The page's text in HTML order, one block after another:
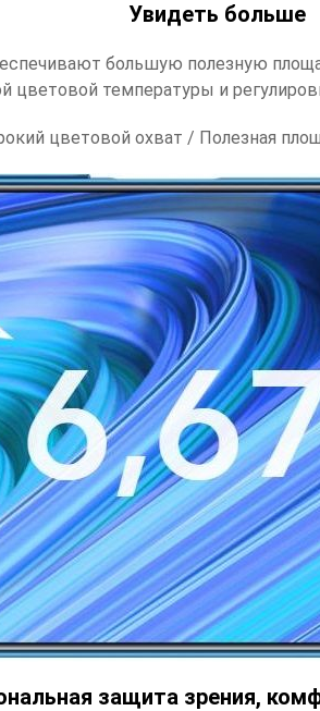
Увидеть больше
большую полезную
цветовой температуры и
цветовой охват / Полезная
защита зрения,